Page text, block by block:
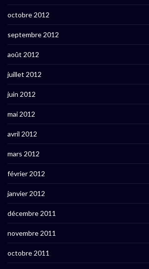
octobre 2012
septembre 2012
août 2012
juillet 2012
juin 2012
mai 2012
avril 2012
mars 2012
février 2012
janvier 2012
décembre 2011
novembre 2011
octobre 2011